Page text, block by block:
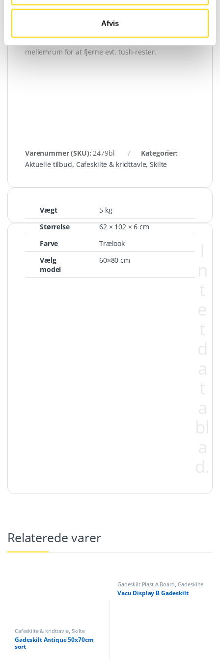
Afvis
det at tørre den af med en fugtig klud.
En velholdt kridttavle holder længere og giver et
Det anbefales, at anvendecleaner spraymed jævne
mellemrum for at fjerne evt. tush-rester.
Varenummer (SKU):2479bl
Kategorier:
Aktuelle tilbud, Cafeskilte & kridttavle,Skilte
Vægt
5 kg
Størrelse
62 × 102 × 6 cm
Farve
Trælook
Vælg
model
60×80 cm
Relaterede varer
Cafeskilte & kridttavle, Skilte
Gadeskilt Antique 50x70cm
sort
Gadeskilt Plast A Board Gadeskilte
& a-skilte Skilte
Vacu Display B Gadeskilt